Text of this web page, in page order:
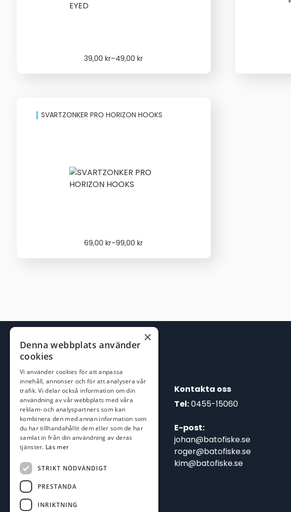
39,00kr–49,00kr
Price
SVARTZONKER PRO HORIZON HOOKS
69,00kr–99,00kr
Price
Kontakta oss
Tel:0455-15060
E-post:
johan@batofiske.se
roger@batofiske.se
kim@batofiske.se
×
Denna webbplats använder
cookies
Vi använder cookies för att anpassa
innehåll, annonser och för att analysera vår
trafik. Vi delar också information om din
användning av vår webbplats med våra
reklam- och analyspartners som kan
kombinera den med annan information som
du har tillhandahållit dem eller som de har
samlat in från din användning av deras
tjänster. Läs mer
STRIKT NÖDVÄNDIGT
PRESTANDA
INRIKTNING